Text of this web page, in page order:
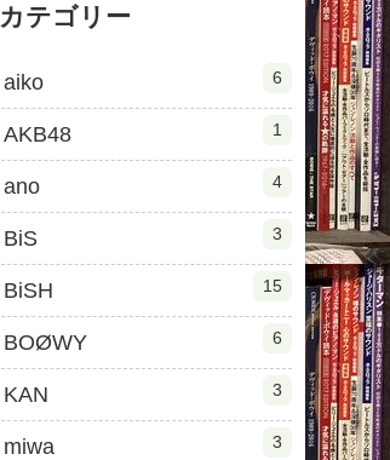
カテゴリー
aiko 6
AKB48 1
ano 4
BiS 3
BiSH 15
BOØWY 6
KAN 3
miwa 3